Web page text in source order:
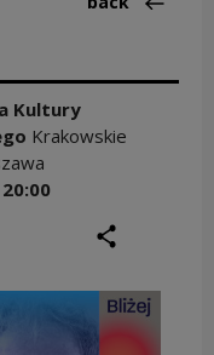
Kultury
Krakowskie
20:00